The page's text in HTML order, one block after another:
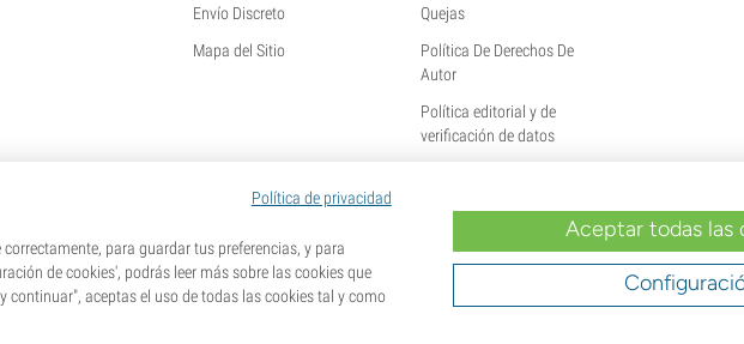
Envío Discreto
Mapa del Sitio
Quejas
Política De Derechos De
Autor
Política editorial y de
verificación de datos
Política de privacidad
para guardar tus preferencias, y para
de cookies', podrás leer más sobre las cookies que
continuar", aceptas el uso de todas las cookies tal y como
Aceptar todas las
La germinación de semillas es ilegal en muchos países. Infórmate antes de efectuar tu compra. Al realizar tu pedido indicas que eres mayor de edad en